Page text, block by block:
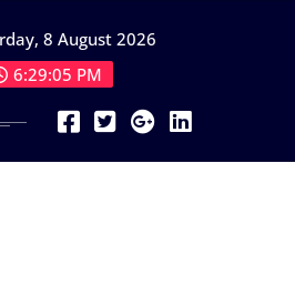
8 August 2026
6:29:07 PM